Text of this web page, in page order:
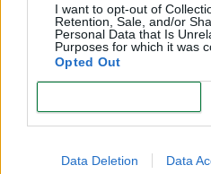
I want to opt-out of
Retention, Sale, and/or
Personal Data that Is
Purposes for which it was
Opted Out
Data Deletion Data
¿Por qué es
los niños? ¿Cuándo
Siempre que un niño está
ser peligroso para su
de una botella de cloro, ir
el cinturón o cruzar un